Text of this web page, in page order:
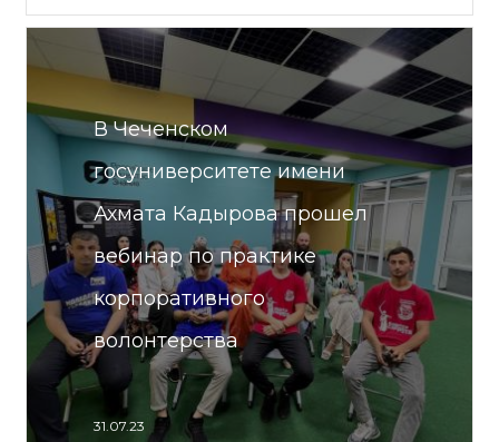
В Чеченском
госуниверситете имени
Ахмата Кадырова прошел
вебинар по практике
корпоративного
волонтерства
31.07.23